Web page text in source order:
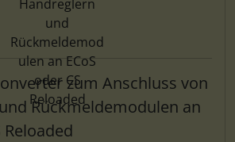
zum Anschluss von
Rückmeldemodulen an
Reloaded